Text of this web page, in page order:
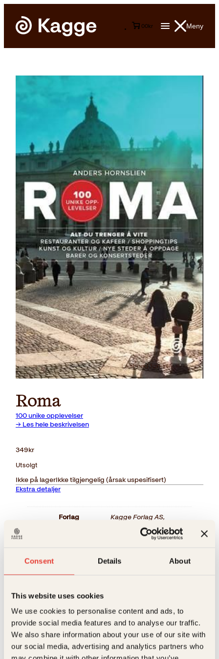
Consent Details About
This website uses cookies
We use cookies to personalise content and ads, to
provide social media features and to analyse our traffic.
We also share information about your use of our site with
our social media, advertising and analytics partners who
Meny
00kr
Last ned forside
Roma
100 unike opplevelser
→ Les hele beskrivelsen
349kr
Utsolgt
Ikke på lagerIkke tilgjengelig (årsak uspesifisert)
Ekstra detaljer
Forlag Kagge Forlag AS,
nob
ISBN
Utgivelsesår
Bokformat Innbundet
Antall sider 175
Litteraturtype Faglitteratur